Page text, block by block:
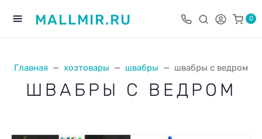
MALLMIR.RU 0
Главная хозтовары швабры швабры с ведром
ШВАБРЫ С ВЕДРОМ